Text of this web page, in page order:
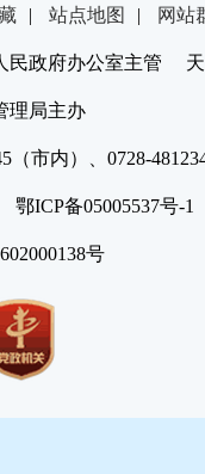
| 站点地图 | 网站
政府办公室主管 天
理局主办
（市内）、0728-
鄂ICP备05005537号
号